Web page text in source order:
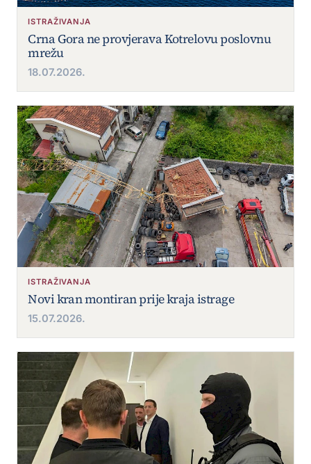
ISTRAŽIVANJA
Crna Gora ne provjerava Kotrelovu poslovnu
mrežu
18.07.2026.
ISTRAŽIVANJA
Novi kran montiran prije kraja istrage
15.07.2026.